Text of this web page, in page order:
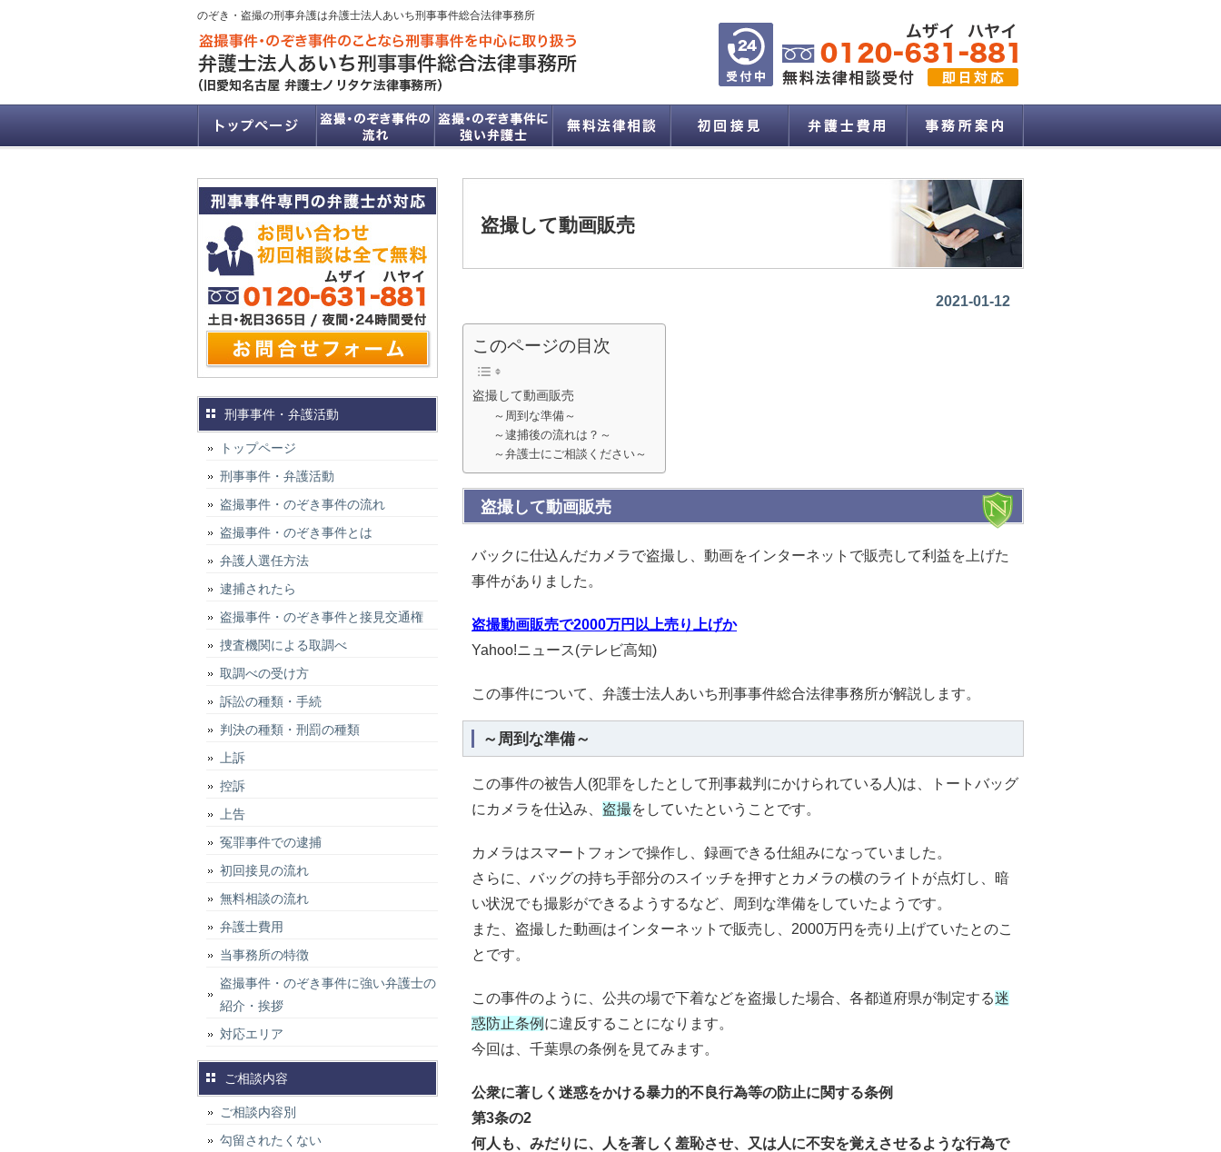
のぞき・盗撮の刑事弁護は弁護士法人あいち刑事事件総合法律事務所
盗撮して動画販売
2021-01-12
このページの目次
盗撮して動画販売
～周到な準備～
～逮捕後の流れは？～
～弁護士にご相談ください～
盗撮して動画販売
バックに仕込んだカメラで盗撮し、動画をインターネットで販売して利益を上げた
事件がありました。
盗撮動画販売で2000万円以上売り上げか
Yahoo!ニュース(テレビ高知)
この事件について、弁護士法人あいち刑事事件総合法律事務所が解説します。
～周到な準備～
この事件の被告人(犯罪をしたとして刑事裁判にかけられている人)は、トートバッグ
にカメラを仕込み、 盗撮をしていたということです。
カメラはスマートフォンで操作し、録画できる仕組みになっていました。
さらに、バッグの持ち手部分のスイッチを押すとカメラの横のライトが点灯し、暗
い状況でも撮影ができるようするなど、周到な準備をしていたようです。
また、盗撮した動画はインターネットで販売し、2000万円を売り上げていたとのこ
とです。
この事件のように、公共の場で下着などを盗撮した場合、各都道府県が制定する迷
惑防止条例 に違反することになります。
今回は、千葉県の条例を見てみます。
公衆に著しく迷惑をかける暴力的不良行為等の防止に関する条例
第3条の2
何人も、みだりに、人を著しく羞恥させ、又は人に不安を覚えさせるような行為で
刑事事件・弁護活動
トップページ
刑事事件・弁護活動
盗撮事件・のぞき事件の流れ
盗撮事件・のぞき事件とは
弁護人選任方法
逮捕されたら
盗撮事件・のぞき事件と接見交通権
捜査機関による取調べ
取調べの受け方
訴訟の種類・手続
判決の種類・刑罰の種類
上訴
控訴
上告
冤罪事件での逮捕
初回接見の流れ
無料相談の流れ
弁護士費用
当事務所の特徴
盗撮事件・のぞき事件に強い弁護士の
紹介・挨拶
対応エリア
ご相談内容
ご相談内容別
勾留されたくない